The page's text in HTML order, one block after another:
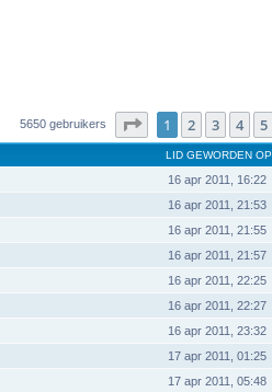
5650 gebruikers Pagina1 van 113
1 2 3 4 5
LID GEWORDEN OP
16 apr 2011, 16:22
16 apr 2011, 21:53
16 apr 2011, 21:55
16 apr 2011, 21:57
16 apr 2011, 22:25
16 apr 2011, 22:27
16 apr 2011, 23:32
17 apr 2011, 01:25
17 apr 2011, 05:48